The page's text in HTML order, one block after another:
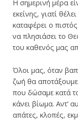
Η σημερινή μέρα
εκείνης, γιατί
καταφέρει ο
να πλησιάσει το
του καθενός μας
Όλοι μας, όταν
ζωή θα αποτάξουμε
που δώσαμε κατά
κάνει βίωμα. Αντ’
απάτες, κλοπές,